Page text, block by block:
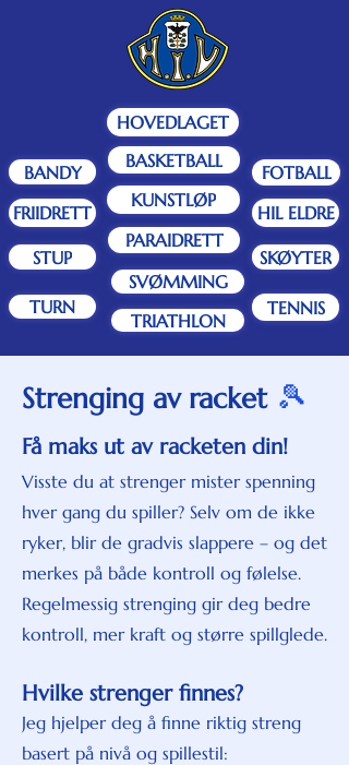
HOVEDLAGET
BANDY
BASKETBALL
FOTBALL
FRIIDRETT
KUNSTLØP
HIL ELDRE
STUP
PARAIDRETT
SKØYTER
SVØMMING
TURN
TRIATHLON
TENNIS
Strenging av racket 🎾
Få maks ut av racketen din!
Visste du at strenger mister spenning
hver gang du spiller? Selv om de ikke
ryker, blir de gradvis slappere – og det
merkes på både kontroll og følelse.
Regelmessig strenging gir deg bedre
kontroll, mer kraft og større spillglede.
Hvilke strenger finnes?
Jeg hjelper deg å finne riktig streng
basert på nivå og spillestil: